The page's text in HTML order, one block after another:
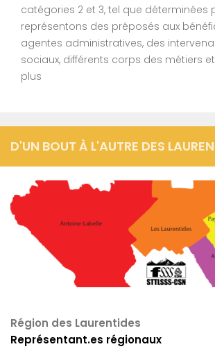
catégories 2 et 3, tel que déterminées
représentons des préposés aux
agentes administratives, des
sociaux, différents corps des métiers
plus
D'UN BOUT À L'AUTRE DES
Région des Laurentides
Représentant.es régionaux